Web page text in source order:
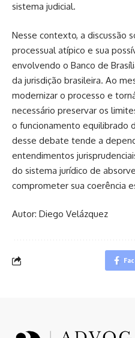
sistema judicial.
Nesse contexto, a discussão
processual atípico e sua
envolvendo o Banco de
da jurisdição brasileira. Ao
modernizar o processo e
necessário preservar os
o funcionamento equilibrado
desse debate tende a
entendimentos
do sistema jurídico de
comprometer sua coerência
Autor: Diego Velázquez